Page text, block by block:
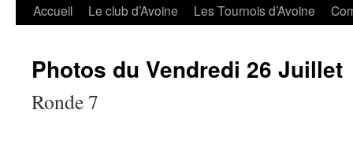
Accueil Le club d’Avoine Les Tournois d’Avoine
Photos du Vendredi 26 Juillet
Ronde 7